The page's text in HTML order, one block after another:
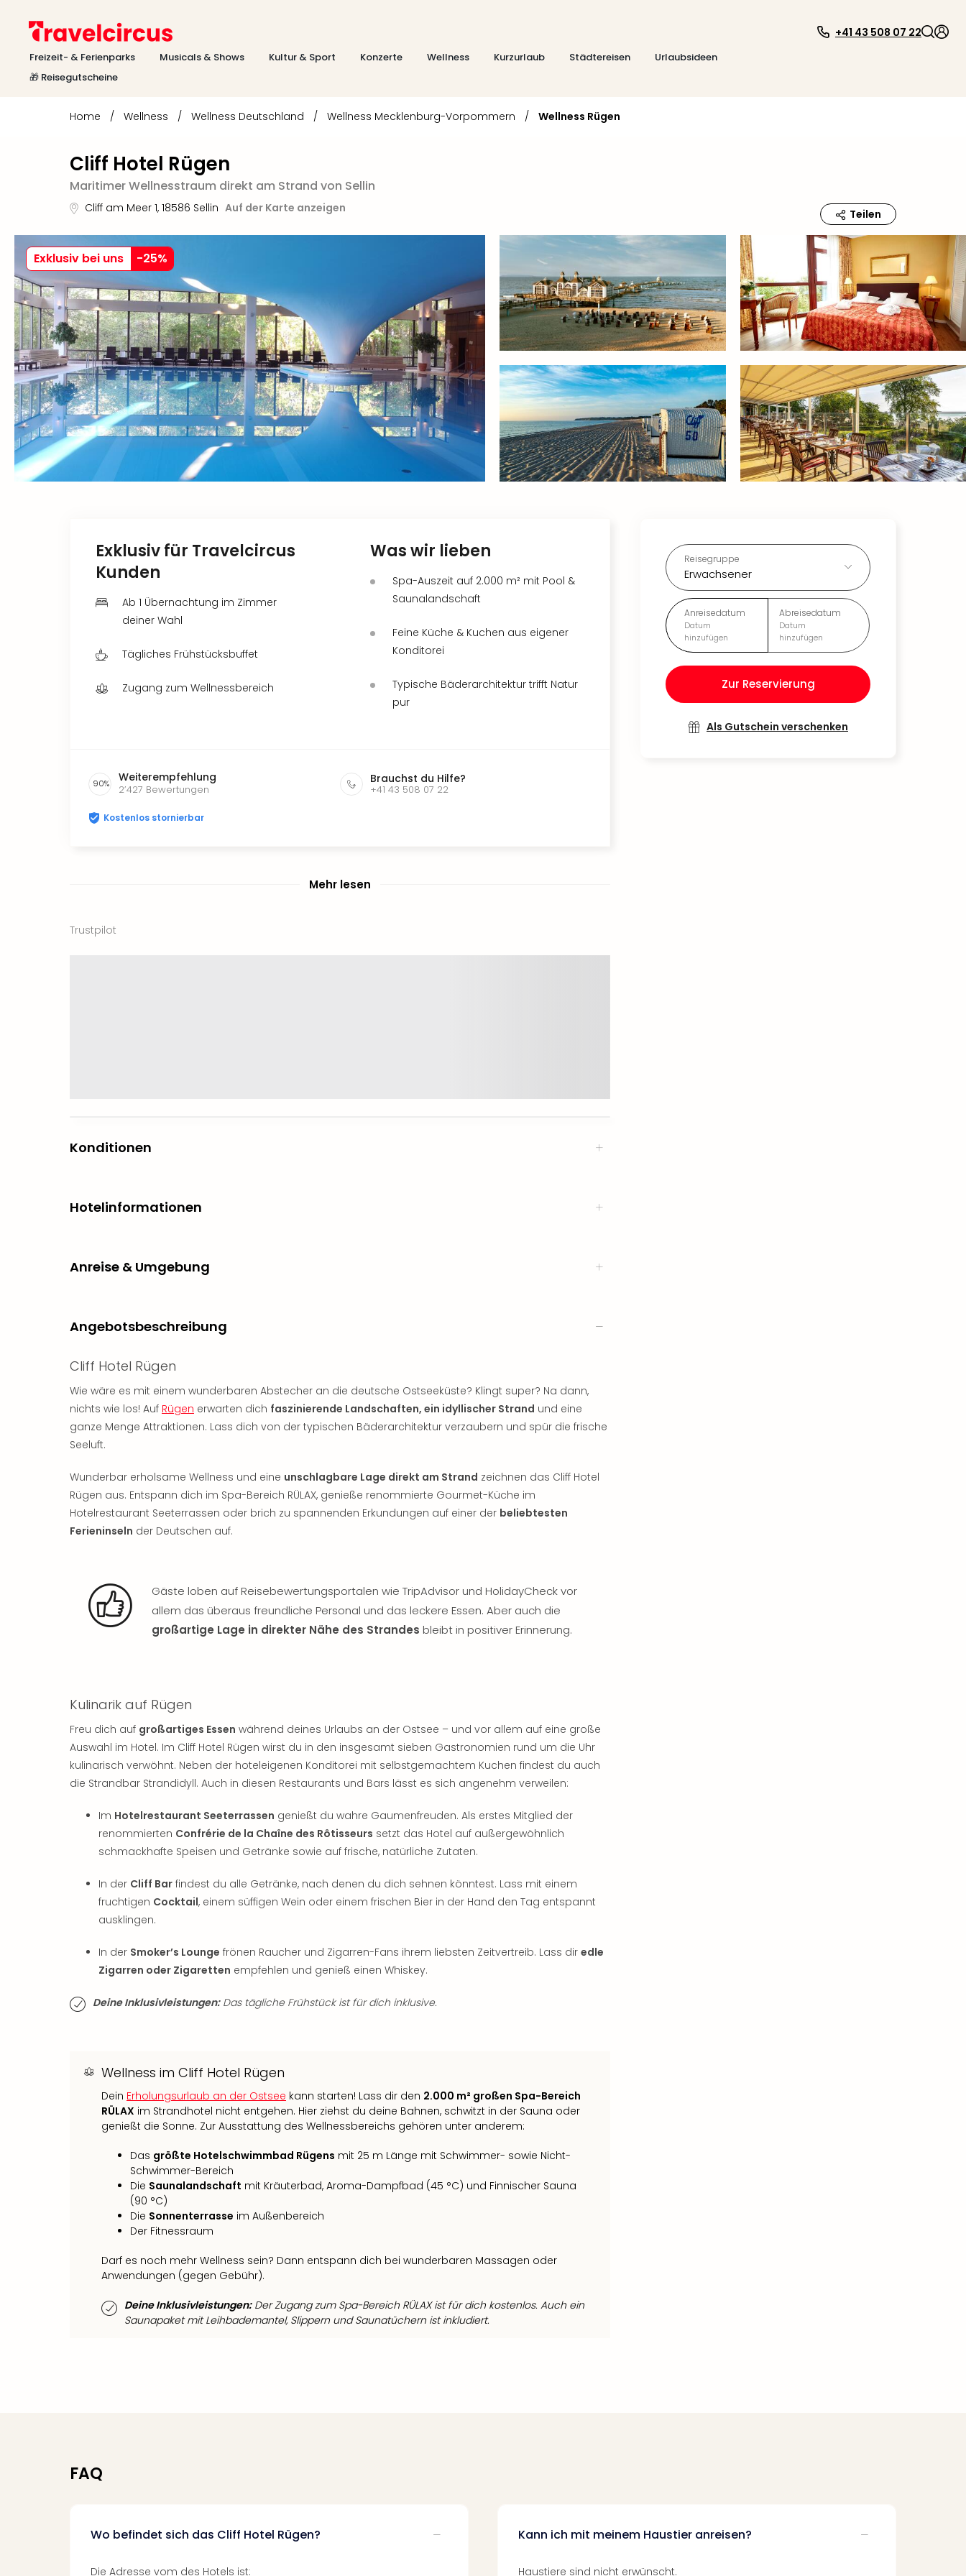
Freizeit- & Ferienparks Musicals & Shows Kultur & Sport Konzerte Wellness Kurzurlaub Städtereisen
Urlaubsideen
🎁 Reisegutscheine
+41 43 508 07 22
Home / Wellness / Wellness Deutschland / Wellness Mecklenburg-Vorpommern / Wellness Rügen
Cliff Hotel Rügen
Maritimer Wellnesstraum direkt am Strand von Sellin
Cliff am Meer 1, 18586 Sellin Auf der Karte anzeigen Teilen
Exklusiv bei uns -25%
Reisegruppe
Erwachsener
Anreisedatum
Datum
hinzufügen
Abreisedatum
Datum
hinzufügen
Zur Reservierung
Als Gutschein verschenken
Exklusiv für Travelcircus
Kunden
Ab 1 Übernachtung im Zimmer
deiner Wahl
Tägliches Frühstücksbuffet
Zugang zum Wellnessbereich
Was wir lieben
Spa-Auszeit auf 2.000 m² mit Pool &
Saunalandschaft
Feine Küche & Kuchen aus eigener
Konditorei
Typische Bäderarchitektur trifft Natur
pur
90% Weiterempfehlung
2’427 Bewertungen
Brauchst du Hilfe?
+41 43 508 07 22
Kostenlos stornierbar
Mehr lesen
Trustpilot
Konditionen
Hotelinformationen
Anreise & Umgebung
Angebotsbeschreibung
Cliff Hotel Rügen
Wie wäre es mit einem wunderbaren Abstecher an die deutsche Ostseeküste? Klingt super? Na dann,
nichts wie los! Auf Rügen erwarten dich faszinierende Landschaften, ein idyllischer Strand und eine
ganze Menge Attraktionen. Lass dich von der typischen Bäderarchitektur verzaubern und spür die frische
Seeluft.
Wunderbar erholsame Wellness und eine unschlagbare Lage direkt am Strand zeichnen das Cliff Hotel
Rügen aus. Entspann dich im Spa-Bereich RÜLAX, genieße renommierte Gourmet-Küche im
Hotelrestaurant Seeterrassen oder brich zu spannenden Erkundungen auf einer der beliebtesten
Ferieninseln der Deutschen auf.
Gäste loben auf Reisebewertungsportalen wie TripAdvisor und HolidayCheck vor
allem das überaus freundliche Personal und das leckere Essen. Aber auch die
großartige Lage in direkter Nähe des Strandes bleibt in positiver Erinnerung.
Kulinarik auf Rügen
Freu dich auf großartiges Essen während deines Urlaubs an der Ostsee – und vor allem auf eine große
Auswahl im Hotel. Im Cliff Hotel Rügen wirst du in den insgesamt sieben Gastronomien rund um die Uhr
kulinarisch verwöhnt. Neben der hoteleigenen Konditorei mit selbstgemachtem Kuchen findest du auch
die Strandbar Strandidyll. Auch in diesen Restaurants und Bars lässt es sich angenehm verweilen:
Im Hotelrestaurant Seeterrassen genießt du wahre Gaumenfreuden. Als erstes Mitglied der
renommierten Confrérie de la Chaîne des Rôtisseurs setzt das Hotel auf außergewöhnlich
schmackhafte Speisen und Getränke sowie auf frische, natürliche Zutaten.
In der Cliff Bar findest du alle Getränke, nach denen du dich sehnen könntest. Lass mit einem
fruchtigen Cocktail, einem süffigen Wein oder einem frischen Bier in der Hand den Tag entspannt
ausklingen.
In der Smoker’s Lounge frönen Raucher und Zigarren-Fans ihrem liebsten Zeitvertreib. Lass dir edle
Zigarren oder Zigaretten empfehlen und genieß einen Whiskey.
Deine Inklusivleistungen:Das tägliche Frühstück ist für dich inklusive.
Wellness im Cliff Hotel Rügen
Dein Erholungsurlaub an der Ostsee kann starten! Lass dir den 2.000 m² großen Spa-Bereich
RÜLAX im Strandhotel nicht entgehen. Hier ziehst du deine Bahnen, schwitzt in der Sauna oder
genießt die Sonne. Zur Ausstattung des Wellnessbereichs gehören unter anderem:
Das größte Hotelschwimmbad Rügens mit 25 m Länge mit Schwimmer- sowie Nicht-
Schwimmer-Bereich
Die Saunalandschaft mit Kräuterbad, Aroma-Dampfbad (45 °C) und Finnischer Sauna
(90 °C)
Die Sonnenterrasse im Außenbereich
Der Fitnessraum
Darf es noch mehr Wellness sein? Dann entspann dich bei wunderbaren Massagen oder
Anwendungen (gegen Gebühr).
Deine Inklusivleistungen:Der Zugang zum Spa-Bereich RÜLAX ist für dich kostenlos. Auch ein
Saunapaket mit Leihbademantel, Slippern und Saunatüchern ist inkludiert.
FAQ
Wo befindet sich das Cliff Hotel Rügen?
Die Adresse vom des Hotels ist:
Kann ich mit meinem Haustier anreisen?
Haustiere sind nicht erwünscht.